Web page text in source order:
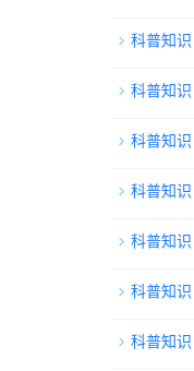
科普知识
科普知识
科普知识
科普知识
科普知识
科普知识
科普知识